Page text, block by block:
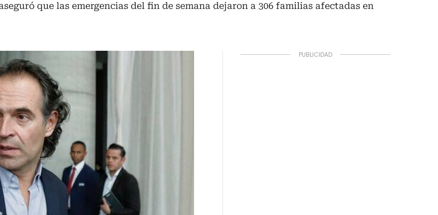
que las emergencias del fin de semana dejaron a 306 familias afectadas en